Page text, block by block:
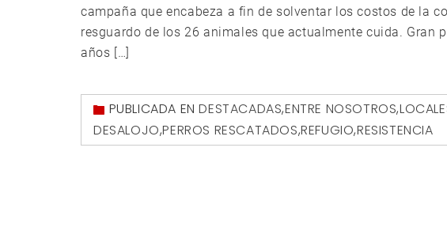
campaña que encabeza a fin de solventar los costos de la
resguardo de los 26 animales que actualmente cuida. Gran
años […]
PUBLICADA ENDESTACADAS,ENTRE NOSOTROS,
DESALOJO,PERROS RESCATADOS,REFUGIO,RESISTENCIA